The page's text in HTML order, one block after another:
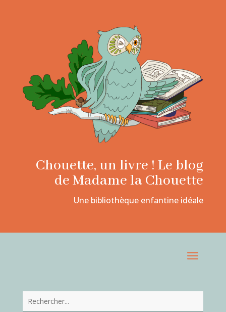
Chouette, un livre ! Le blog
de Madame la Chouette
Une bibliothèque enfantine idéale